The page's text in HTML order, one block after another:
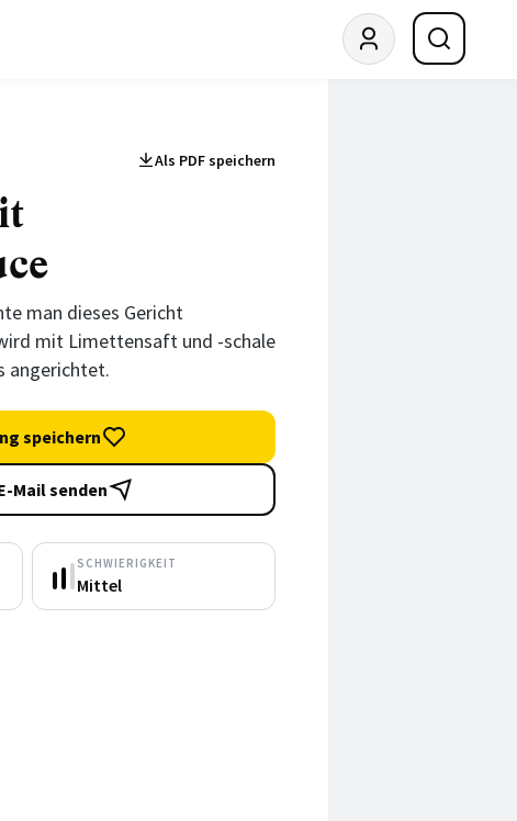
Als PDF speichern
man dieses Gericht
mit Limettensaft und -schale
angerichtet.
speichern
Mail senden
SCHWIERIGKEIT
Mittel